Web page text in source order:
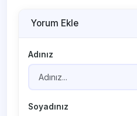
Yorum Ekle
Adınız
Soyadınız